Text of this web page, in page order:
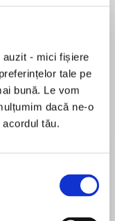
auzit - mici fișiere
tale pe
bună. Le vom
dacă ne-o
tău.
returns to her